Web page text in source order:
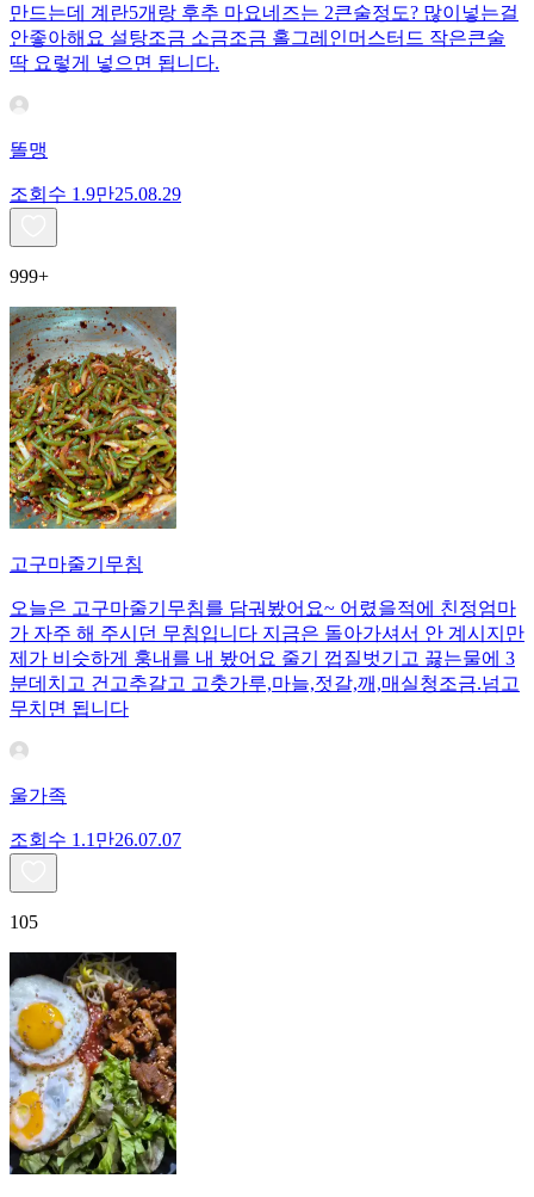
만드는데 계란5개랑 후추 마요네즈는 2큰술정도? 많이넣는걸
안좋아해요 설탕조금 소금조금 홀그레인머스터드 작은큰술
딱 요렇게 넣으면 됩니다.
똘맹
조회수 1.9만25.08.29
999+
고구마줄기무침
오늘은 고구마줄기무침를 담궈봤어요~ 어렸을적에 친정엄마
가 자주 해 주시던 무침입니다 지금은 돌아가셔서 안 계시지만
제가 비슷하게 훙내를 내 봤어요 줄기 껍질벗기고 끓는물에 3
분데치고 건고추갈고 고춧가루,마늘,젓갈,깨,매실청조금.넘고
무치면 됩니다
울가족
조회수 1.1만26.07.07
105